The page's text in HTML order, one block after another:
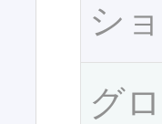
シ
グ